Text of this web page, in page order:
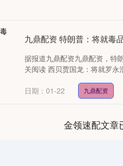
九鼎配资 特朗普：将就毒
据报道九鼎配资九鼎配资，特
关阅读 西贝贾国龙：将就罗
日期：01-22 九鼎配资
金领速配文章